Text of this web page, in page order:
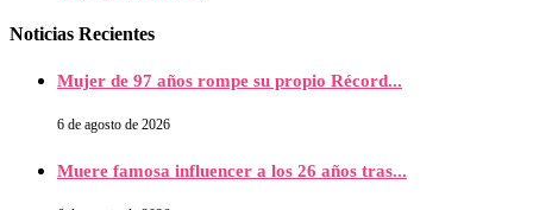
Noticias Recientes
Mujer de 97 años rompe su propio Récord...
6 de agosto de 2026
Muere famosa influencer a los 26 años tras...